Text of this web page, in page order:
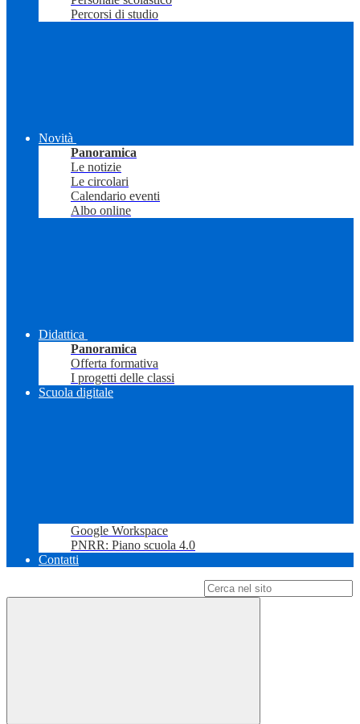
Percorsi di studio
Novità
Panoramica
Le notizie
Le circolari
Calendario eventi
Albo online
Didattica
Panoramica
Offerta formativa
I progetti delle classi
Scuola digitale
Google Workspace
PNRR: Piano scuola 4.0
Contatti